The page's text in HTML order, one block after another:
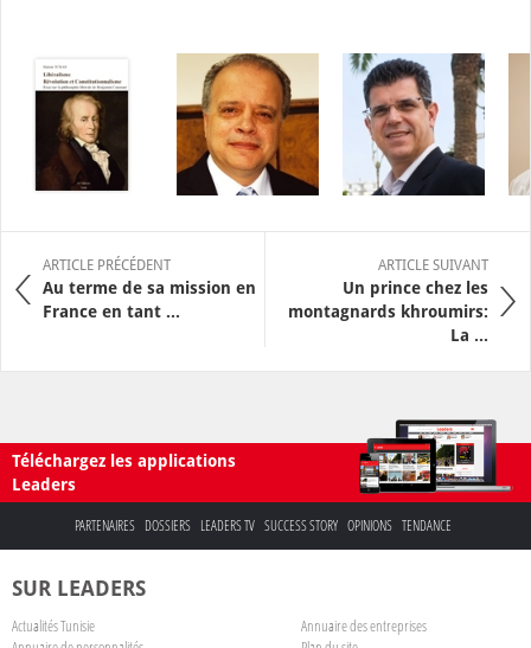
ARTICLE PRÉCÉDENT
Au terme de sa mission en
France en tant ...
ARTICLE SUIVANT
Un prince chez les
montagnards khroumirs:
La ...
Téléchargez les applications
Leaders
PARTENAIRES DOSSIERS LEADERS TV SUCCESS STORY OPINIONS TENDANCE
SUR LEADERS
Actualités Tunisie
Annuaire des entreprises